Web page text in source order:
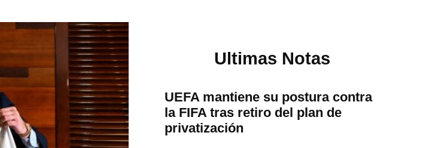
Ultimas Notas
UEFA mantiene su postura contra
la FIFA tras retiro del plan de
privatización